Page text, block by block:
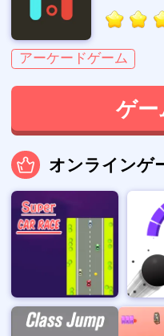
アーケードゲーム
ゲー
オンラインゲ